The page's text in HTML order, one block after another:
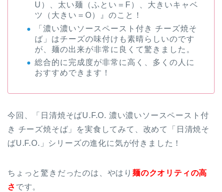
U）、太い麺（ふとい＝F）、大きいキャベ
ツ（大きい＝O）』のこと！
「濃い濃いソースペースト付き チーズ焼そ
ば」はチーズの味付けも素晴らしいのです
が、麺の出来が非常に良くて驚きました。
総合的に完成度が非常に高く、多くの人に
おすすめできます！
今回、「日清焼そばU.F.O. 濃い濃いソースペースト付
き チーズ焼そば」を実食してみて、改めて「日清焼そ
ばU.F.O.」シリーズの進化に気が付きました！
ちょっと驚きだったのは、やはり 麺のクオリティの高
さ です。